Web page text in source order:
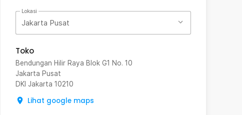
Lokasi
Jakarta Pusat
Toko
Bendungan Hilir Raya Blok G1 No. 10
Jakarta Pusat
DKI Jakarta 10210
Lihat google maps